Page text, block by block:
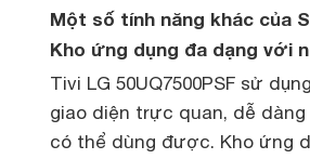
Một số tính năng khác của
Kho ứng dụng đa dạng với
Tivi LG 50UQ7500PSF sử
giao diện trực quan, dễ
có thể dùng được. Kho ứng